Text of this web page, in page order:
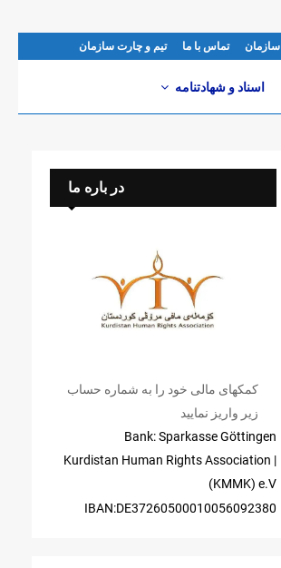
سازمان تماس با ما تیم و چارت سازمان
اسناد و شهادتنامە
در باره ما
کمکهای مالی خود را به شماره حساب
زیر واریز نمایید
Bank: Sparkasse Göttingen
| Kurdistan Human Rights Association
(KMMK) e.V
IBAN:DE37260500010056092380